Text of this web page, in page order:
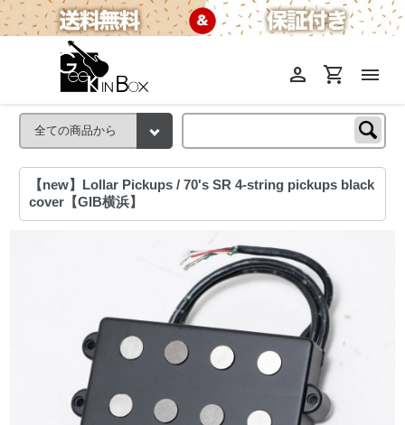
menu
shopping_cart
person
【new】Lollar Pickups / 70's SR 4-string pickups black
cover【GIB横浜】